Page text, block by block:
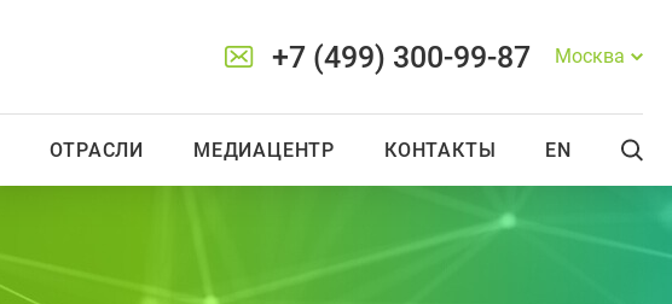
+7 (499) 300-99-87 Москва
ОТРАСЛИ МЕДИАЦЕНТР КОНТАКТЫ EN